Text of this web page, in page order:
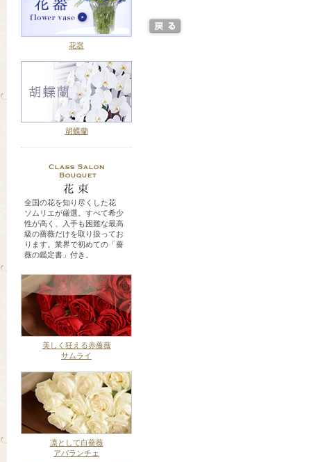
花器
胡蝶蘭
全国の花を知り尽くした花
ソムリエが厳選。すべて希少
性が高く、入手も困難な最高
級の薔薇だけを取り扱ってお
ります。業界で初めての「薔
薇の鑑定書」付き。
美しく狂える赤薔薇
サムライ
凛として白薔薇
アバランチェ